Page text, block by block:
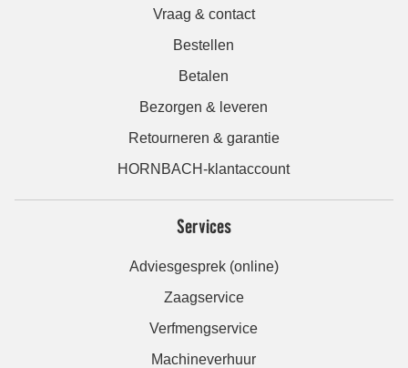
Vraag & contact
Bestellen
Betalen
Bezorgen & leveren
Retourneren & garantie
HORNBACH-klantaccount
Services
Adviesgesprek (online)
Zaagservice
Verfmengservice
Machineverhuur